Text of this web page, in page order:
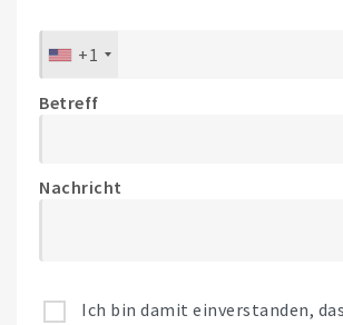
+1
Betreff
Nachricht
Ich bin damit einverstanden,